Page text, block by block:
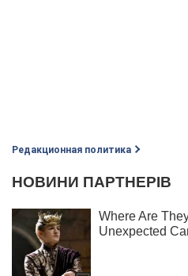
Редакционная политика